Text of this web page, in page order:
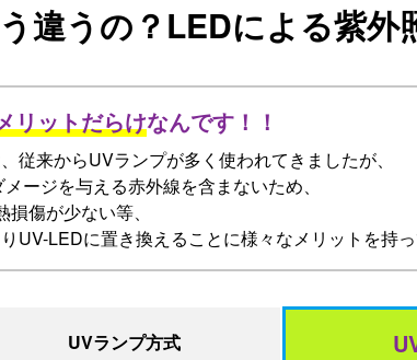
違うの？LEDによる紫外
リットだらけなんです！！
従来からUVランプが多く使われてきましたが、
ージを与える赤外線を含まないため、
傷が少ない等、
UV-LEDに置き換えることに様々なメリットを持っ
UVランプ方式